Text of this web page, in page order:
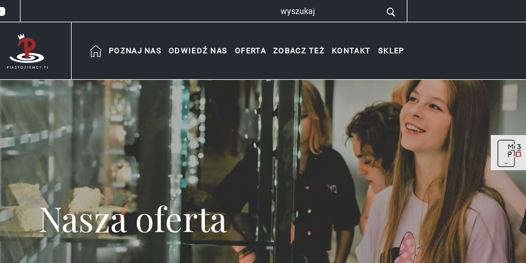
POZNAJ NAS ODWIEDŹ NAS OFERTA ZOBACZ TEŻ KONTAKT SKLEP
Nasza oferta